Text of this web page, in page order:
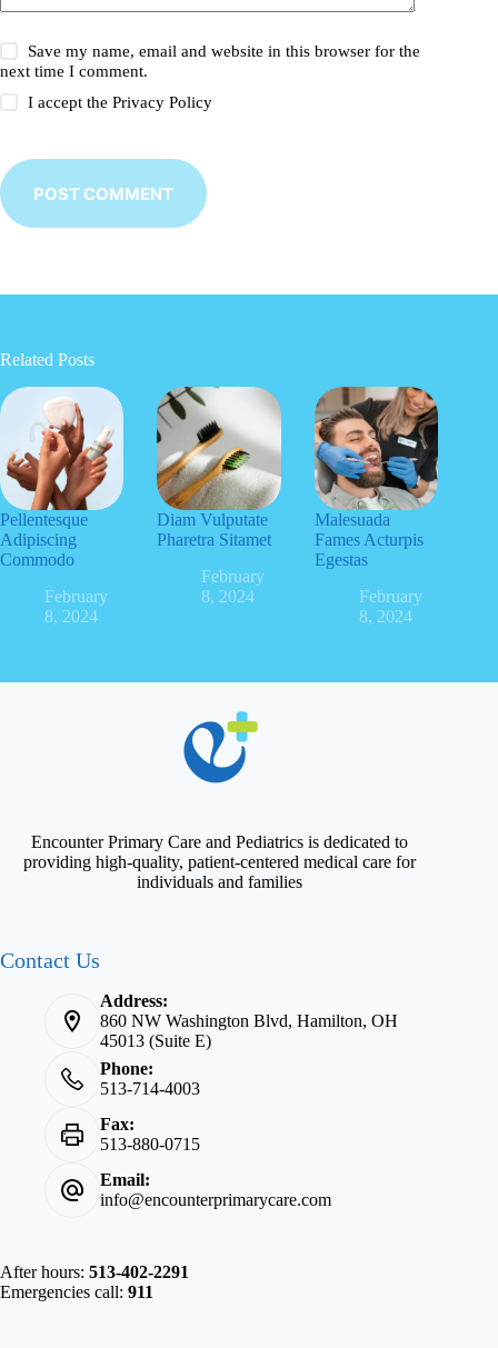
Save my name, email and website in this browser for the
next time I comment.
I accept thePrivacy Policy
POST COMMENT
Related Posts
Pellentesque
Adipiscing
Commodo
February
8, 2024
Diam Vulputate
Pharetra Sitamet
February
8, 2024
Malesuada
Fames Acturpis
Egestas
February
8, 2024
Encounter Primary Care and Pediatrics is dedicated to
providing high-quality, patient-centered medical care for
individuals and families
Contact Us
Address:
860 NW Washington Blvd, Hamilton, OH
45013 (Suite E)
Phone:
513-714-4003
Fax:
513-880-0715
Email:
info@encounterprimarycare.com
After hours: 513-402-2291
Emergencies call: 911